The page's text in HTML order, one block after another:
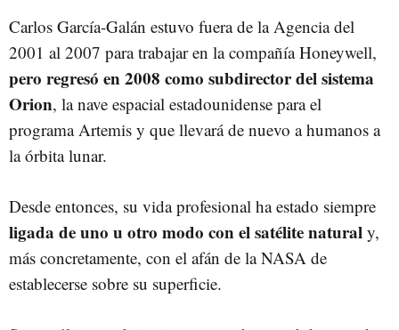
Carlos García-Galán estuvo fuera de la Agencia del
2001 al 2007 para trabajar en la compañía Honeywell,
pero regresó en 2008 como subdirector del sistema
Orion, la nave espacial estadounidense para el
programa Artemis y que llevará de nuevo a humanos a
la órbita lunar.
Desde entonces, su vida profesional ha estado siempre
ligada de uno u otro modo con el satélite natural y,
más concretamente, con el afán de la NASA de
establecerse sobre su superficie.